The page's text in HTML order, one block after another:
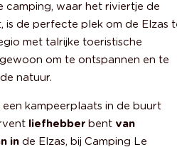
camping, waar het riviertje de
is de perfecte plek om de Elzas
met talrijke toeristische
om te ontspannen en te
natuur.
kampeerplaats in de buurt
liefhebber bent van
in de Elzas, bij Camping Le